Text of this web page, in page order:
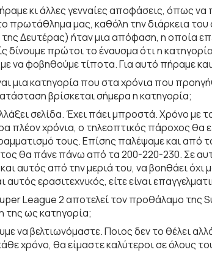
κι άλλες γενναίες αποφάσεις, όπως
πρωτάθλημα μας, καθόλη την διάρκεια του
Δευτέρας) ήταν μια απόφαση, η οποία
δίνουμε πρώτοι το έναυσμα ότι η
να φοβηθούμε τίποτα. Για αυτό πήραμε
μια κατηγορία που στα χρόνια που
βρίσκεται σήμερα η κατηγορία;
σελίδα. Έχει πάει μπροστά. Χρόνο με
πλέον χρόνια, ο τηλεοπτικός πάροχος θα
τους. Επίσης παλέψαμε και από
θα πάνε πάνω από τα 200-220-230. Σε
αυτός από την μεριά του, να βοηθάει όχι
αυτός ερασιτεχνικός, είτε είναι
League 2 αποτελεί τον προθάλαμο της
της ως κατηγορία;
να βελτιωνόμαστε. Ποιος δεν το θέλει
χρόνο, θα είμαστε καλύτεροι σε όλους